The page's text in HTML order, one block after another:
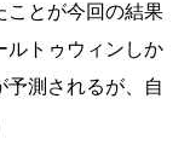
ことが今回の結果
ルトゥウィンしか
予測されるが、自